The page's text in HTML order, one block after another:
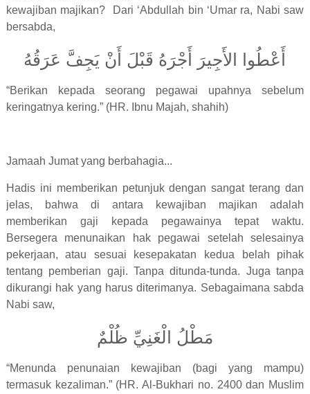
kewajiban majikan? Dari ‘Abdullah bin ‘Umar ra, Nabi saw
bersabda,
أَعْطُوا الأَجِيرَ أَجْرَهُ قَبْلَ أَنْ يَجِفَّ عَرَقُهُ
“Berikan kepada seorang pegawai upahnya sebelum
keringatnya kering.” (HR. Ibnu Majah, shahih)
Jamaah Jumat yang berbahagia...
Hadis ini memberikan petunjuk dengan sangat terang dan
jelas, bahwa di antara kewajiban majikan adalah
memberikan gaji kepada pegawainya tepat waktu.
Bersegera menunaikan hak pegawai setelah selesainya
pekerjaan, atau sesuai kesepakatan kedua belah pihak
tentang pemberian gaji. Tanpa ditunda-tunda. Juga tanpa
dikurangi hak yang harus diterimanya. Sebagaimana sabda
Nabi saw,
مَطْلُ الْغَنِيِّ ظُلْمٌ
“Menunda penunaian kewajiban (bagi yang mampu)
termasuk kezaliman.” (HR. Al-Bukhari no. 2400 dan Muslim